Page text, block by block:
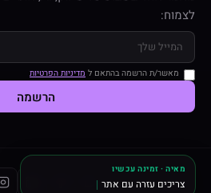
לצמוח:
מאשר/ת הרשמה בהתאם ל מדיניות הפרטיות
הרשמה
מאיה · זמינה עכשיו
צריכים עזרה עם אתר או שי